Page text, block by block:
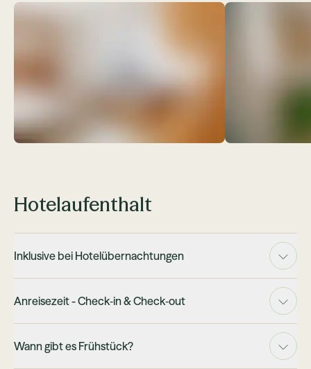
Hotelaufenthalt
Inklusive bei Hotelübernachtungen
Anreisezeit - Check‑in & Check‑out
Wann gibt es Frühstück?